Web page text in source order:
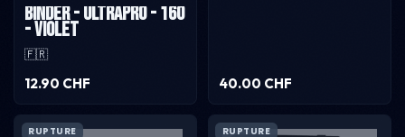
Binder - UltraPro - 160
- Violet
🇫🇷
12.90 CHF
40.00 CHF
RUPTURE RUPTURE